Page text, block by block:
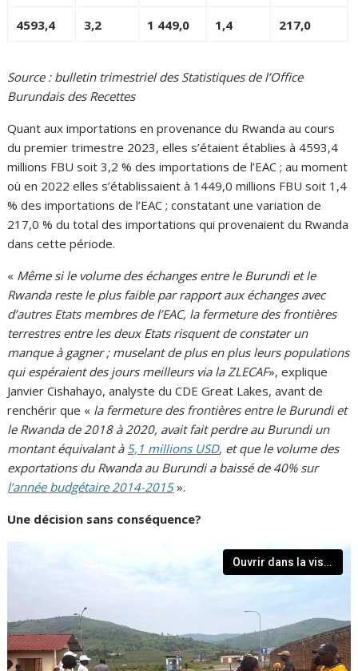
4593,4 3,2 1 449,0 1,4 217,0
Source : bulletin trimestriel des Statistiques de l’Office
Burundais des Recettes
Quant aux importations en provenance du Rwanda au cours
du premier trimestre 2023, elles s’étaient établies à 4593,4
millions FBU soit 3,2 % des importations de l’EAC ; au moment
où en 2022 elles s’établissaient à 1449,0 millions FBU soit 1,4
% des importations de l’EAC ; constatant une variation de
217,0 % du total des importations qui provenaient du Rwanda
dans cette période.
« Même si le volume des échanges entre le Burundi et le
Rwanda reste le plus faible par rapport aux échanges avec
d’autres Etats membres de l’EAC, la fermeture des frontières
terrestres entre les deux Etats risquent de constater un
manque à gagner ; muselant de plus en plus leurs populations
qui espéraient des jours meilleurs via la ZLECAF», explique
Janvier Cishahayo, analyste du CDE Great Lakes, avant de
renchérir que « la fermeture des frontières entre le Burundi et
le Rwanda de 2018 à 2020, avait fait perdre au Burundi un
montant équivalant à 5,1 millions USD, et que le volume des
exportations du Rwanda au Burundi a baissé de 40% sur
l’année budgétaire 2014-2015».
Une décision sans conséquence?
Ouvrir dans la visionneuse